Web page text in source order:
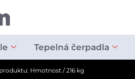
Tepelná čerpadla
Hmotnost / 216 kg